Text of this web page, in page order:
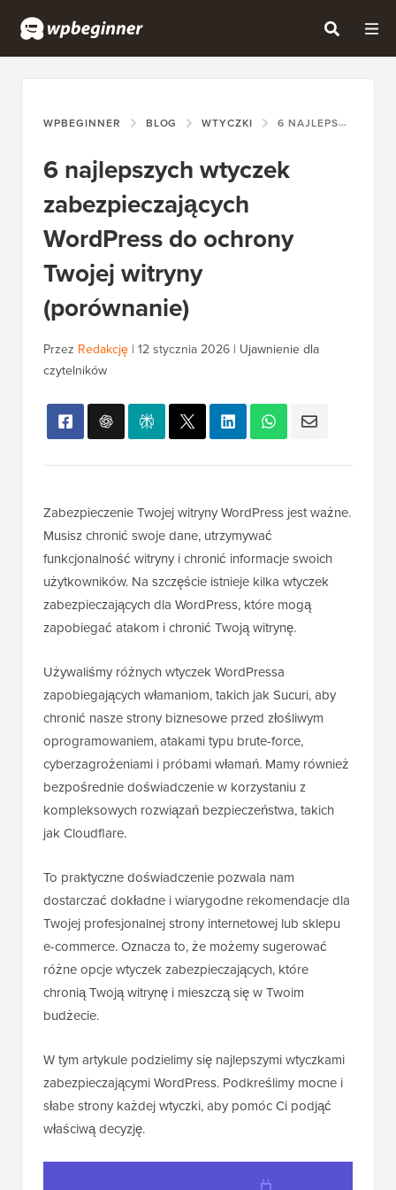
WPBEGINNER BLOG WTYCZKI 6 NAJLEPSZYCH WTYCZEK ZABEZPIECZAJĄCYCH WORDPRESS DO OCHRONY TWOJEJ WITRYNY (PORÓWNANIE)
6 najlepszych wtyczek
zabezpieczających
WordPress do ochrony
Twojej witryny
(porównanie)
Przez Redakcję | 12 stycznia 2026 | Ujawnienie dla
czytelników
Zabezpieczenie Twojej witryny WordPress jest ważne.
Musisz chronić swoje dane, utrzymywać
funkcjonalność witryny i chronić informacje swoich
użytkowników. Na szczęście istnieje kilka wtyczek
zabezpieczających dla WordPress, które mogą
zapobiegać atakom i chronić Twoją witrynę.
Używaliśmy różnych wtyczek WordPressa
zapobiegających włamaniom, takich jak Sucuri, aby
chronić nasze strony biznesowe przed złośliwym
oprogramowaniem, atakami typu brute-force,
cyberzagrożeniami i próbami włamań. Mamy również
bezpośrednie doświadczenie w korzystaniu z
kompleksowych rozwiązań bezpieczeństwa, takich
jak Cloudflare.
To praktyczne doświadczenie pozwala nam
dostarczać dokładne i wiarygodne rekomendacje dla
Twojej profesjonalnej strony internetowej lub sklepu
e-commerce. Oznacza to, że możemy sugerować
różne opcje wtyczek zabezpieczających, które
chronią Twoją witrynę i mieszczą się w Twoim
budżecie.
W tym artykule podzielimy się najlepszymi wtyczkami
zabezpieczającymi WordPress. Podkreślimy mocne i
słabe strony każdej wtyczki, aby pomóc Ci podjąć
właściwą decyzję.